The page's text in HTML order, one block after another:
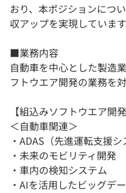
おり、本ポジションにつ
収アップを実現しています
■業務内容
自動車を中心とした製造
フトウエア開発の業務を
【組込みソフトウエア開
＜自動車関連＞
・ADAS（先進運転支援
・未来のモビリティ開発
・車内の検知システム
・AIを活用したビッグデ